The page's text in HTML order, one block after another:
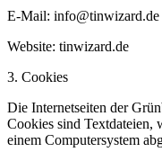
E-Mail: info@tinwizard.de
Website: tinwizard.de
3. Cookies
Die Internetseiten der
Cookies sind Textdateien,
einem Computersystem